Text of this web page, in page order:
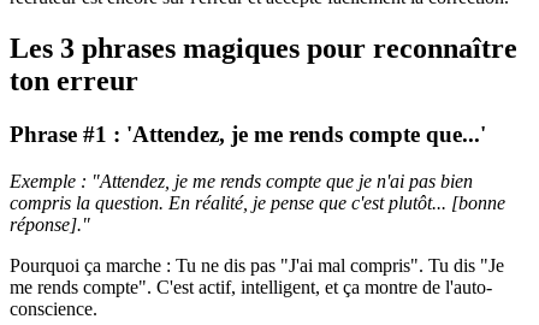
Les 3 phrases magiques pour reconnaître
ton erreur
Phrase #1 : 'Attendez, je me rends compte que...'
Exemple : "Attendez, je me rends compte que je n'ai pas bien
compris la question. En réalité, je pense que c'est plutôt... [bonne
réponse]."
Pourquoi ça marche : Tu ne dis pas "J'ai mal compris". Tu dis "Je
me rends compte". C'est actif, intelligent, et ça montre de l'auto-
conscience.